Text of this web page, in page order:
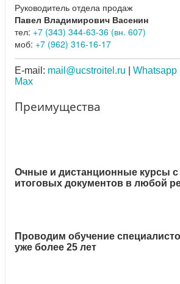
Руководитель отдела продаж
Павел Владимирович Васенин
тел: +7 (343) 344-63-36 (вн. 607)
моб: +7 (962) 316-16-17
E-mail: mail@ucstroitel.ru Whatsapp
Max
Преимущества
Очные и дистанционные курсы с
итоговых документов в любой
Проводим обучение
уже более 25 лет